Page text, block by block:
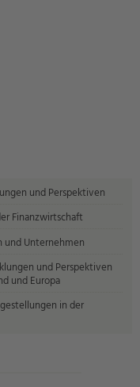
und Perspektiven
Finanzwirtschaft
Unternehmen
und Perspektiven
und Europa
in der